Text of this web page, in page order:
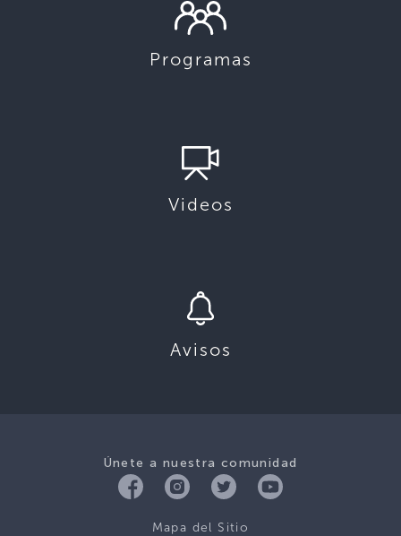
Programas
Videos
Avisos
Únete a nuestra comunidad
Mapa del Sitio